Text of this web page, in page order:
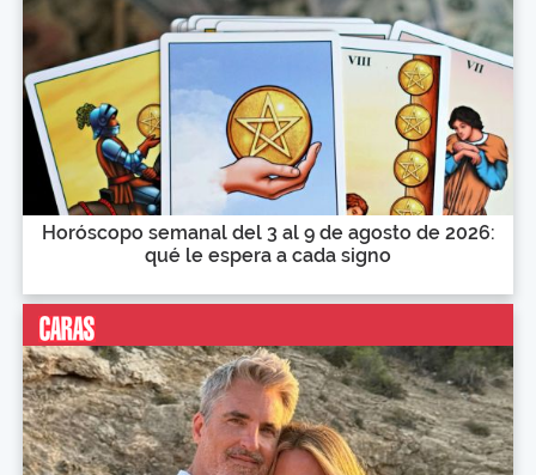
Horóscopo semanal del 3 al 9 de agosto de 2026:
qué le espera a cada signo